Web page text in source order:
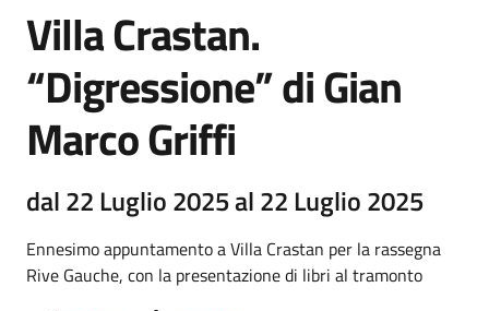
Villa Crastan.
“Digressione” di Gian
Marco Griffi
dal 22 Luglio 2025 al 22 Luglio 2025
Ennesimo appuntamento a Villa Crastan per la rassegna
Rive Gauche, con la presentazione di libri al tramonto